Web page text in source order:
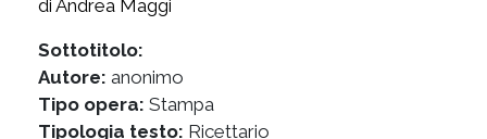
di Andrea Maggi
Sottotitolo:
Autore: anonimo
Tipo opera: Stampa
Tipologia testo: Ricettario